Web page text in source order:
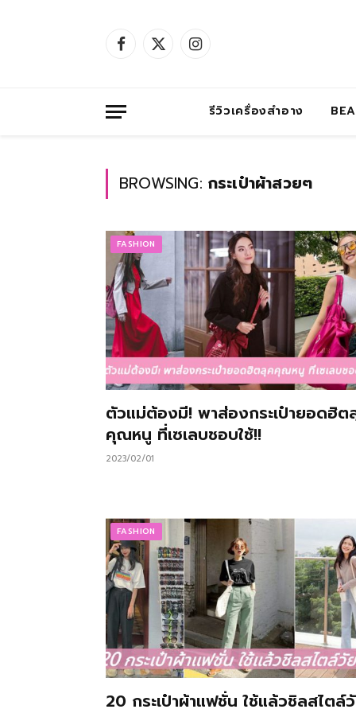
Facebook
X
Instagram
รีวิวเครื่องสำอาง
BROWSING: กระเป๋าผ้าสวยๆ
FASHION
ตัวแม่ต้องมี! พาส่องกระเป๋ายอดฮิต
คุณหนู ที่เซเลบชอบใช้!!
2023/02/01
FASHION
20 กระเป๋าผ้าแฟชั่น ใช้แล้วชิลสไตล์